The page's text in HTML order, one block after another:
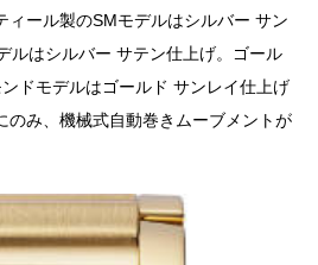
ィール製のSMモデルはシルバー サン
ルはシルバー サテン仕上げ。ゴール
ドモデルはゴールド サンレイ仕上げ
のみ、機械式自動巻きムーブメントが